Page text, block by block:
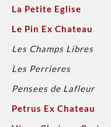
La Petite Eglise
Le Pin Ex Chateau
Les Champs Libres
Les Perrieres
Pensees de Lafleur
Petrus Ex Chateau